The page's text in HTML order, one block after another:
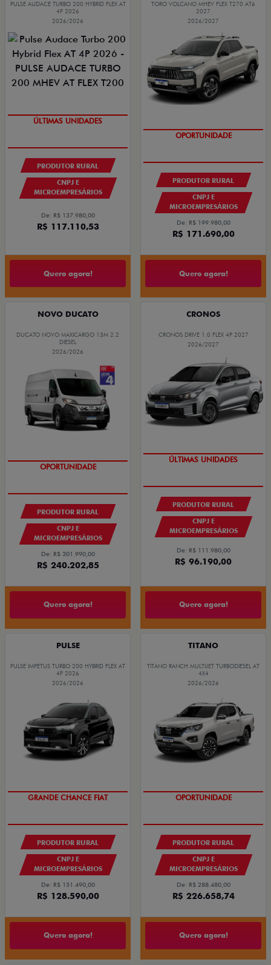
PULSE AUDACE TURBO 200 HYBRID FLEX AT
4P 2026
2026/2026
GRANDE CHANCE FIAT
PRODUTOR RURAL
CNPJ E
MICROEMPRESÁRIOS
De: R$ 137.980,00
R$ 117.110,53
Quero agora!
TORO VOLCANO MHEV FLEX T270 AT6
2027
2026/2027
GRANDE CHANCE FIAT
PRODUTOR RURAL
CNPJ E
MICROEMPRESÁRIOS
De: R$ 199.980,00
R$ 171.690,00
Quero agora!
NOVO DUCATO
DUCATO NOVO MAXICARGO 13M 2.2
DIESEL
2026/2026
GRANDE CHANCE FIAT
PRODUTOR RURAL
CNPJ E
MICROEMPRESÁRIOS
De: R$ 301.990,00
R$ 240.202,85
Quero agora!
CRONOS
CRONOS DRIVE 1.0 FLEX 4P 2027
2026/2027
GRANDE CHANCE FIAT
PRODUTOR RURAL
CNPJ E
MICROEMPRESÁRIOS
De: R$ 111.980,00
R$ 96.190,00
Quero agora!
PULSE
PULSE IMPETUS TURBO 200 HYBRID FLEX AT
4P 2026
2026/2026
OPORTUNIDADE
PRODUTOR RURAL
CNPJ E
MICROEMPRESÁRIOS
De: R$ 151.490,00
R$ 128.590,00
Quero agora!
TITANO
TITANO RANCH MULTIJET TURBODIESEL AT
4X4
2026/2026
GRANDE CHANCE FIAT
PRODUTOR RURAL
CNPJ E
MICROEMPRESÁRIOS
De: R$ 288.480,00
R$ 226.658,74
Quero agora!